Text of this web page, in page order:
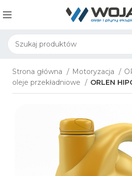
Strona główna Motoryzacja
oleje przekładniowe
ORLEN